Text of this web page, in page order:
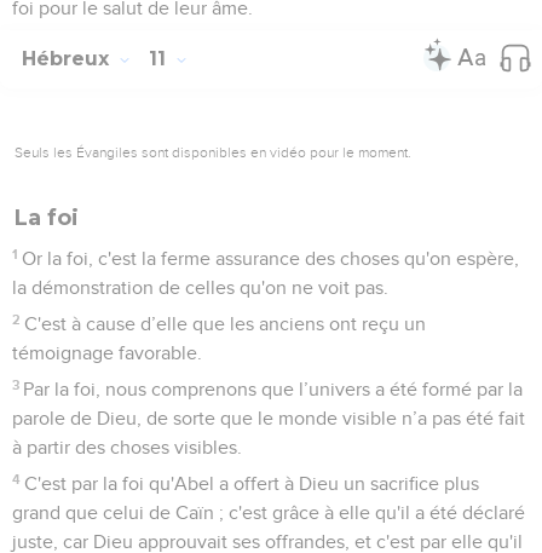
foi pour le salut de leur âme.
Hébreux 11
Seuls les Évangiles sont disponibles en vidéo pour le moment.
La foi
1 Or la foi, c'est la ferme assurance des choses qu'on espère,
la démonstration de celles qu'on ne voit pas.
2 C'est à cause d’elle que les anciens ont reçu un
témoignage favorable.
3 Par la foi, nous comprenons que l’univers a été formé par la
parole de Dieu, de sorte que le monde visible n’a pas été fait
à partir des choses visibles.
4 C'est par la foi qu'Abel a offert à Dieu un sacrifice plus
grand que celui de Caïn ; c'est grâce à elle qu'il a été déclaré
juste, car Dieu approuvait ses offrandes, et c'est par elle qu'il